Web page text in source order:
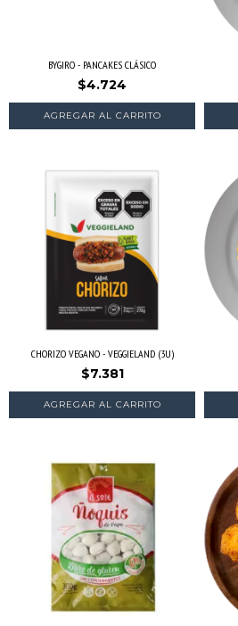
BYGIRO - PANCAKES CLÁSICO
$4.724
CHORIZO VEGANO - VEGGIELAND (3U)
$7.381